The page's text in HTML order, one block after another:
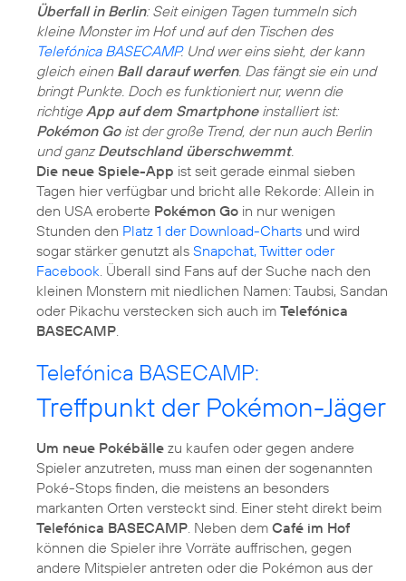
Überfall in Berlin: Seit einigen Tagen tummeln sich
kleine Monster im Hof und auf den Tischen des
Telefónica BASECAMP. Und wer eins sieht, der kann
gleich einen Ball darauf werfen. Das fängt sie ein und
bringt Punkte. Doch es funktioniert nur, wenn die
richtigeApp auf dem Smartphoneinstalliert ist:
Pokémon Goist der große Trend, der nun auch Berlin
und ganz Deutschland überschwemmt.
Die neue Spiele-App ist seit gerade einmal sieben
Tagen hier verfügbar und bricht alle Rekorde: Allein in
den USA eroberte Pokémon Go in nur wenigen
Stunden den Platz 1 der Download-Charts und wird
sogar stärker genutzt als Snapchat, Twitter oder
Facebook . Überall sind Fans auf der Suche nach den
kleinen Monstern mit niedlichen Namen: Taubsi, Sandan
oder Pikachu verstecken sich auch im Telefónica
BASECAMP
Telefónica BASECAMP:
Treffpunkt der Pokémon-Jäger
Um neue Pokébälle zu kaufen oder gegen andere
Spieler anzutreten, muss man einen der sogenannten
Poké-Stops finden, die meistens an besonders
markanten Orten versteckt sind. Einer steht direkt beim
Telefónica BASECAMP . Neben dem Café im Hof
können die Spieler ihre Vorräte auffrischen, gegen
andere Mitspieler antreten oder die Pokémon aus der